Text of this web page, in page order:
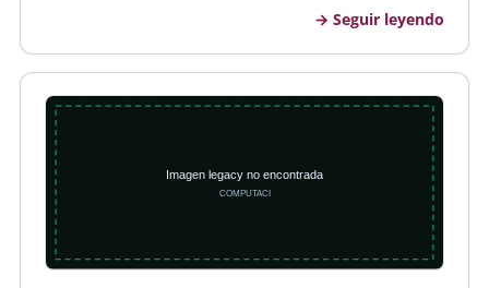
en esto, tiene la opción de descargar: Un certificado
anual de estudio: cert…
Seguir leyendo